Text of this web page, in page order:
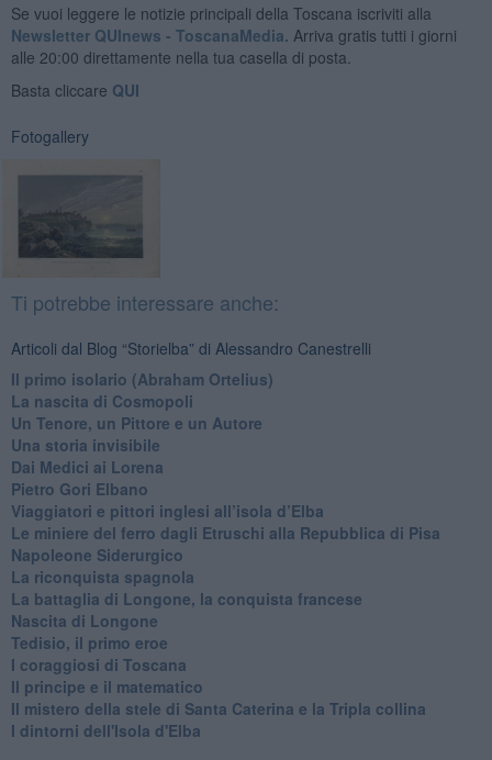
Se vuoi leggere le notizie principali della Toscana iscriviti alla
Newsletter QUInews - ToscanaMedia. Arriva gratis tutti i giorni
alle 20:00 direttamente nella tua casella di posta.
Basta cliccare QUI
Fotogallery
Ti potrebbe interessare anche:
Articoli dal Blog “Storielba” di Alessandro Canestrelli
Il primo isolario (Abraham Ortelius)
La nascita di Cosmopoli
​Un Tenore, un Pittore e un Autore
Una storia invisibile
Dai Medici ai Lorena
​Pietro Gori Elbano
​Viaggiatori e pittori inglesi all’isola d’Elba
Le miniere del ferro dagli Etruschi alla Repubblica di Pisa
​Napoleone Siderurgico
​La riconquista spagnola
​La battaglia di Longone, la conquista francese
Nascita di Longone
Tedisio, il primo eroe
I coraggiosi di Toscana
Il principe e il matematico
Il mistero della stele di Santa Caterina e la Tripla collina
I dintorni dell'Isola d'Elba